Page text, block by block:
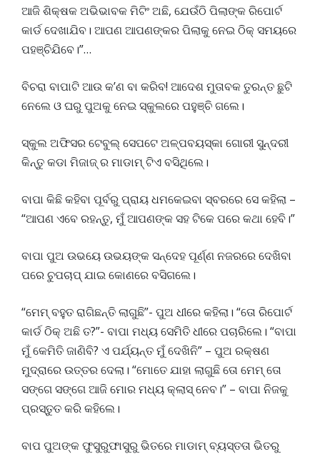
ଆଜି ଶିକ୍ଷକ ଅଭିଭାବକ ମିଟିଂ ଅଛି, ଯେଉଁଠି ପିଲାଙ୍କ ରିପୋର୍ଟ
କାର୍ଡ ଦେଖାଯିବ। ଆପଣ ଆପଣଙ୍କର ପିଲାକୁ ନେଇ ଠିକ୍ ସମୟରେ
ପହଞ୍ଚିଯିବେ।”…
ବିଚରା ବାପାଟି ଆଉ କ’ଣ ବା କରିବ! ଆଦେଶ ମୁତାବକ ତୁରନ୍ତ ଛୁଟି
ନେଲେ ଓ ଘରୁ ପୁଅକୁ ନେଇ ସ୍କୁଲରେ ପହୁଞ୍ଚି ଗଲେ।
ସ୍କୁଲ ଅଫିସର ଟେବୁଲ୍ ସେପଟେ ଅଳ୍ପବୟସ୍କା ଗୋରୀ ସୁନ୍ଦରୀ
କିନ୍ତୁ କଡା ମିଜାଜ୍ ର ମାଡାମ୍ ଟିଏ ବସିଥିଲେ।
ବାପା କିଛି କହିବା ପୂର୍ବରୁ ପ୍ରାୟ ଧମକେଇବା ସ୍ବରରେ ସେ କହିଲା –
“ଆପଣ ଏବେ ରହନ୍ତୁ, ମୁଁ ଆପଣଙ୍କ ସହ ଟିକେ ପରେ କଥା ହେବି।”
ବାପା ପୁଅ ଉଭୟେ ଉଭୟଙ୍କ ସନ୍ଦେହ ପୂର୍ଣ୍ଣ ନଜରରେ ଦେଖିବା
ପରେ ଚୁପଚାପ୍ ଯାଇ କୋଣରେ ବସିଗଲେ।
“ମେମ୍ ବହୁତ ରାଗିଛନ୍ତି ଲାଗୁଛି”- ପୁଅ ଧୀରେ କହିଲା। “ତୋ ରିପୋର୍ଟ
କାର୍ଡ ଠିକ୍ ଅଛି ତ?”- ବାପା ମଧ୍ୟ ସେମିତି ଧୀରେ ପଚାରିଲେ। “ବାପା
ମୁଁ କେମିତି ଜାଣିବି? ଏ ପର୍ଯ୍ୟନ୍ତ ମୁଁ ଦେଖିନି” – ପୁଅ ରକ୍ଷଣ
ମୁଦ୍ରାରେ ଉତ୍ତର ଦେଲା। “ମୋତେ ଯାହା ଲାଗୁଛି ତୋ ମେମ୍ ତୋ
ସଙ୍ଗେ ସଙ୍ଗେ ଆଜି ମୋର ମଧ୍ୟ କ୍ଲାସ୍ ନେବ।” – ବାପା ନିଜକୁ
ପ୍ରସ୍ତୁତ କରି କହିଲେ।
ବାପ ପୁଅଙ୍କ ଫୁସୁରୁଫାସୁରୁ ଭିତରେ ମାଡାମ୍ ବ୍ୟସ୍ତତା ଭିତରୁ